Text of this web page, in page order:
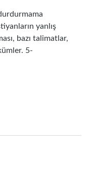
yanlış
bazı talimatlar,
5-